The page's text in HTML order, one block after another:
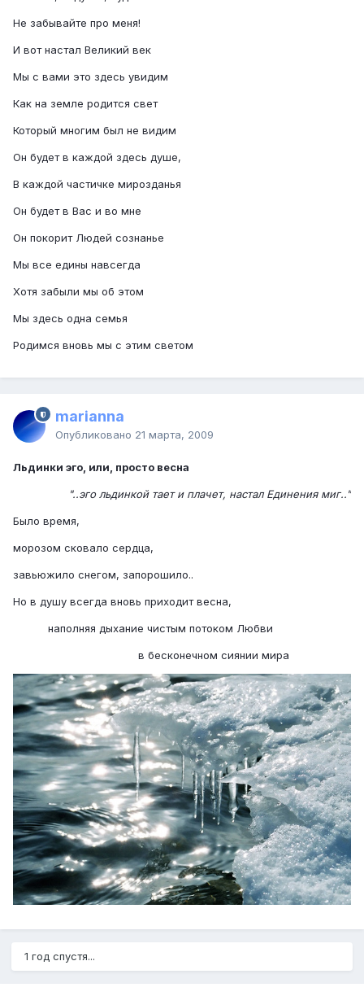
Не забывайте про меня!
И вот настал Великий век
Мы с вами это здесь увидим
Как на земле родится свет
Который многим был не видим
Он будет в каждой здесь душе,
В каждой частичке мирозданья
Он будет в Вас и во мне
Он покорит Людей сознанье
Мы все едины навсегда
Хотя забыли мы об этом
Мы здесь одна семья
Родимся вновь мы с этим светом
marianna
Опубликовано 21 марта, 2009
Льдинки эго, или, просто весна
"..эго льдинкой тает и плачет, настал Единения миг.."
Было время,
морозом сковало сердца,
завьюжило снегом, запорошило..
Но в душу всегда вновь приходит весна,
наполняя дыхание чистым потоком Любви
в бесконечном сиянии мира
1 год спустя...